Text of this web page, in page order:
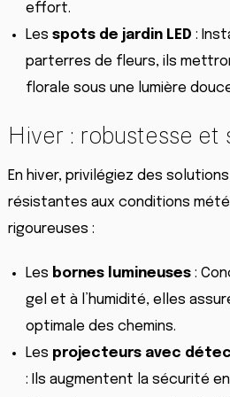
effort.
Les spots de jardin LED :
parterres de fleurs, ils
florale sous une lumière
Hiver : robustesse et
En hiver, privilégiez des
résistantes aux conditions
rigoureuses :
Les bornes lumineuses:
gel et à l’humidité, elles
optimale des chemins.
Les projecteurs avec
: Ils augmentent la sécurité